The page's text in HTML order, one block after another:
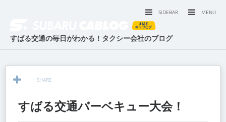
MENU
SIDEBAR
すばる交通の毎日がわかる！タクシー会社のブログ
SHARE
すばる交通バーベキュー大会！